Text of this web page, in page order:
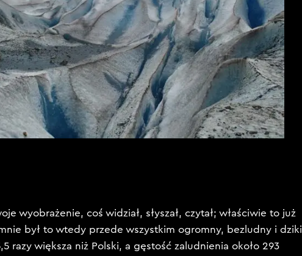
wyobrażenie, coś widział, słyszał, czytał; właściwie to już
był to wtedy przede wszystkim ogromny, bezludny i dziki
razy większa niż Polski, a gęstość zaludnienia około 293